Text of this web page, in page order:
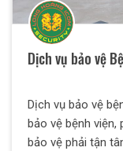
Dịch vụ bảo vệ
Dịch vụ bảo vệ
bảo vệ bệnh
bảo vệ phải tận